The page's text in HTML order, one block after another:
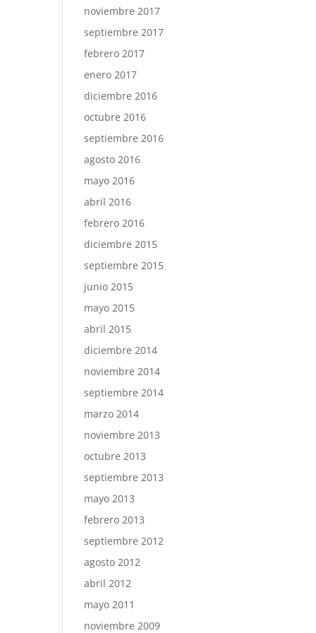
noviembre 2017
septiembre 2017
febrero 2017
enero 2017
diciembre 2016
octubre 2016
septiembre 2016
agosto 2016
mayo 2016
abril 2016
febrero 2016
diciembre 2015
septiembre 2015
junio 2015
mayo 2015
abril 2015
diciembre 2014
noviembre 2014
septiembre 2014
marzo 2014
noviembre 2013
octubre 2013
septiembre 2013
mayo 2013
febrero 2013
septiembre 2012
agosto 2012
abril 2012
mayo 2011
noviembre 2009